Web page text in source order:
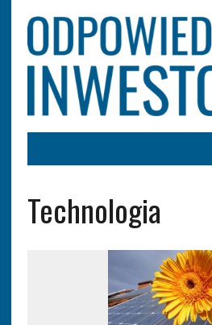
Technologia